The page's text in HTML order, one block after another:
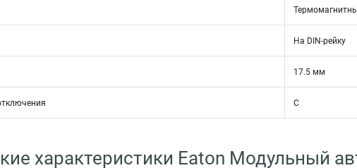
На DIN-рейку
17.5 мм
C
характеристики Eaton Модульный